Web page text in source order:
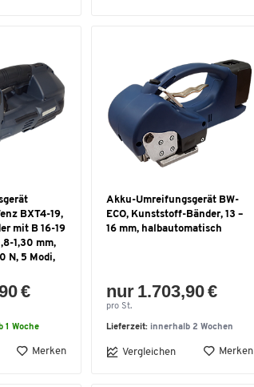
BXT4-19,
mit B 16-19
1,30 mm,
N, 5 Modi,
€
1 Woche
Merken
Akku-Umreifungsgerät BW-
ECO, Kunststoff-Bänder, 13 –
16 mm, halbautomatisch
nur 1.703,90 €
pro St.
Lieferzeit: innerhalb 2 Wochen
Vergleichen Merken